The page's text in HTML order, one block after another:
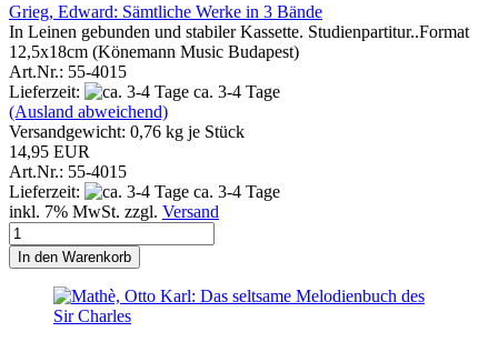
Grieg, Edward: Sämtliche Werke in 3 Bände
In Leinen gebunden und stabiler Kassette. Studienpartitur..Format
12,5x18cm (Könemann Music Budapest)
Art.Nr.: 55-4015
Lieferzeit:
ca. 3-4 Tage
(Ausland abweichend)
Versandgewicht: 0,76 kg je Stück
14,95 EUR
Art.Nr.: 55-4015
Lieferzeit:
ca. 3-4 Tage
inkl. 7% MwSt. zzgl. Versand
In den Warenkorb